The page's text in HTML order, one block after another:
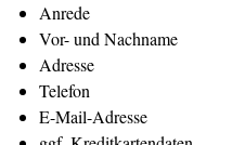
Anrede
Vor- und Nachname
Adresse
Telefon
E-Mail-Adresse